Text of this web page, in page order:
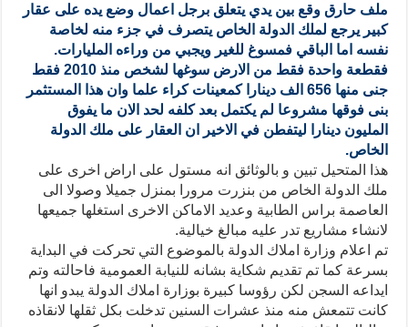
ملف حارق وقع بين يدي يتعلق برجل اعمال وضع يده على عقار
كبير يرجع لملك الدولة الخاص يتصرف في جزء منه لخاصة
نفسه اما الباقي فمسوغ للغير ويجبي من وراءه المليارات.
فقطعة واحدة فقط من الارض سوغها لشخص منذ 2010 فقط
جنى منها 656 الف دينارا كمعينات كراء علما وان هذا المستثمر
بنى فوقها مشروعا لم يكتمل بعد كلفه لحد الان ما يفوق
المليون دينارا ليتفطن في الاخير ان العقار على ملك الدولة
الخاص.
هذا المتحيل تبين و بالوثائق انه مستول على اراض اخرى على
ملك الدولة الخاص من بنزرت مرورا بمنزل جميلا وصولا الى
العاصمة براس الطابية وعديد الاماكن الاخرى استغلها جميعها
لانشاء مشاريع تدر عليه مبالغ خيالية.
تم اعلام وزارة املاك الدولة بالموضوع التي تحركت في البداية
بسرعة كما تم تقديم شكاية بشانه للنيابة العمومية فاحالته وتم
ايداعه السجن لكن رؤوسا كبيرة بوزارة املاك الدولة يبدو انها
كانت تتمعش منه منذ عشرات السنين تدخلت بكل ثقلها لانقاذه